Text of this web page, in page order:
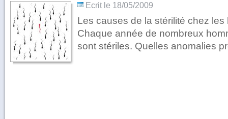
Ecrit le 18/05/2009
Les causes de la stérilité chez les
Chaque année de nombreux
sont stériles. Quelles anomalies